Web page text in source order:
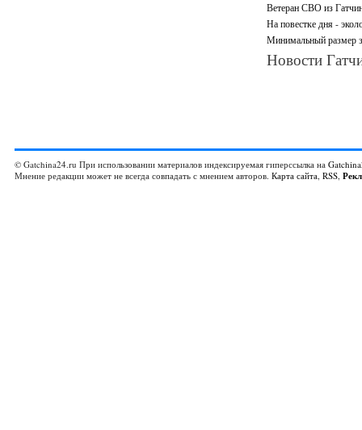
Ветеран СВО из
На повестке дня -
Минимальный размер
Новости
© Gatchina24.ru При использовании материалов индексируемая гиперссылка на
Мнение редакции может не всегда совпадать с мнением авторов. Карта сайта, RSS,